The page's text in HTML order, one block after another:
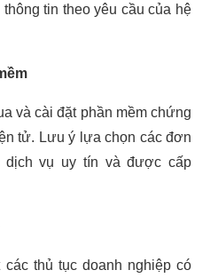
tin theo yêu cầu của hệ
và cài đặt phần mềm chứng
tử. Lưu ý lựa chọn các đơn
vụ uy tín và được cấp
thủ tục doanh nghiệp có